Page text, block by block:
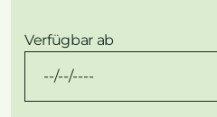
Verfügbar ab